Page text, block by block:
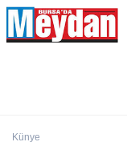
Künye